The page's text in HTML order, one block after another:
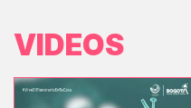
VIDEOS